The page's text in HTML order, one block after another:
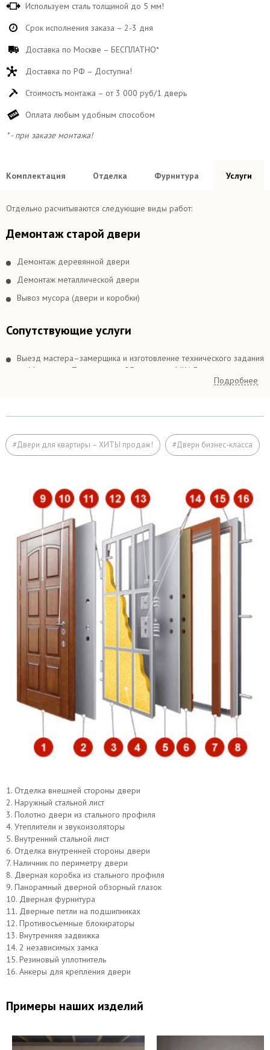
Используем сталь толщиной до 5 мм!
Срок исполнения заказа – 2-3 дня
Доставка по Москве – БЕСПЛАТНО*
Доставка по РФ – Доступна!
Стоимость монтажа – от 3 000 руб/1 дверь
Оплата любым удобным способом
* - при заказе монтажа!
Комплектация Отделка Фурнитура Услуги
Отдельно расчитываются следующие виды работ:
Демонтаж старой двери
Демонтаж деревянной двери
Демонтаж металлической двери
Вывоз мусора (двери и коробки)
Сопутствующие услуги
Выезд мастера–замерщика и изготовление технического задания
по Москве и в Подмосковье 25 км вокруг МКАДа
Выезд мастера–замерщика и изготовление технического задания
Подъём на этаж (если дверь не проходит по размеру в лифт)
Расширение дверного проема
Заделка швов монтажной пеной
Откосы (изнутри помещения)
Вывод звонков
Утепление дверной коробки
Перенос звонка
Подробнее
#Двери для квартиры – ХИТЫ продаж! #Двери бизнес-класса
1. Отделка внешней стороны двери
2. Наружный стальной лист
3. Полотно двери из стального профиля
4. Утеплители и звукоизоляторы
5. Внутренний стальной лист
6. Отделка внутренней стороны двери
7. Наличник по периметру двери
8. Дверная коробка из стального профиля
9. Панорамный дверной обзорный глазок
10. Дверная фурнитура
11. Дверные петли на подшипниках
12. Противосъемные блокираторы
13. Внутренняя задвижка
14. 2 независимых замка
15. Резиновый уплотнитель
16. Анкеры для крепления двери
Примеры наших изделий